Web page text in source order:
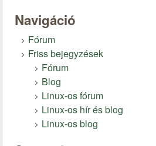
Navigáció
Fórum
Friss bejegyzések
Fórum
Blog
Linux-os fórum
Linux-os hír és blog
Linux-os blog